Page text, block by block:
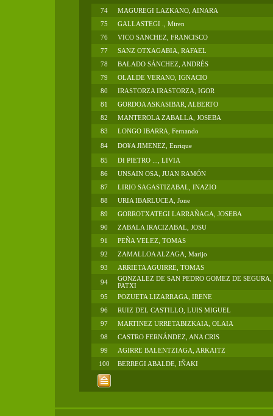
74
MAGUREGI LAZKANO, AINARA
75
GALLASTEGI ., Miren
76
VICO SANCHEZ, FRANCISCO
77
SANZ OTXAGABIA, RAFAEL
78
BALADO SÁNCHEZ, ANDRÉS
79
OLALDE VERANO, IGNACIO
80
IRASTORZA IRASTORZA, IGOR
81
GORDOA ASKASIBAR, ALBERTO
82
MANTEROLA ZABALLA, JOSEBA
83
LONGO IBARRA, Fernando
84
DO¥A JIMENEZ, Enrique
85
DI PIETRO ..., LIVIA
86
UNSAIN OSA, JUAN RAMÓN
87
LIRIO SAGASTIZABAL, INAZIO
88
URIA IBARLUCEA, Jone
89
GORROTXATEGI LARRAÑAGA, JOSEBA
90
ZABALA IRACIZABAL, JOSU
91
PEÑA VELEZ, TOMAS
92
ZAMALLOA ALZAGA, Marijo
93
ARRIETA AGUIRRE, TOMAS
94
GONZALEZ DE SAN PEDRO GOMEZ DE SEGURA,
PATXI
95
POZUETA LIZARRAGA, IRENE
96
RUIZ DEL CASTILLO, LUIS MIGUEL
97
MARTINEZ URRETABIZKAIA, OLAIA
98
CASTRO FERNÁNDEZ, ANA CRIS
99
AGIRRE BALENTZIAGA, ARKAITZ
100
BERREGI ABALDE, IÑAKI